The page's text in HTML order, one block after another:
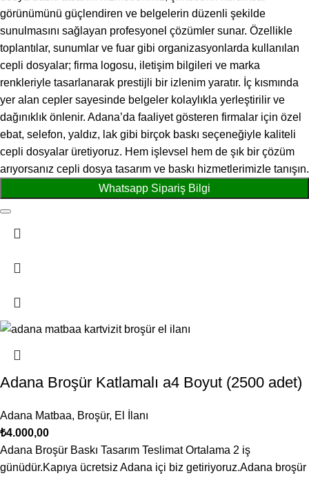
görünümünü güçlendiren ve belgelerin düzenli şekilde
sunulmasını sağlayan profesyonel çözümler sunar. Özellikle
toplantılar, sunumlar ve fuar gibi organizasyonlarda kullanılan
cepli dosyalar; firma logosu, iletişim bilgileri ve marka
renkleriyle tasarlanarak prestijli bir izlenim yaratır. İç kısmında
yer alan cepler sayesinde belgeler kolaylıkla yerleştirilir ve
dağınıklık önlenir. Adana’da faaliyet gösteren firmalar için özel
ebat, selefon, yaldız, lak gibi birçok baskı seçeneğiyle kaliteli
cepli dosyalar üretiyoruz. Hem işlevsel hem de şık bir çözüm
arıyorsanız cepli dosya tasarım ve baskı hizmetlerimizle tanışın.
Whatsapp Sipariş Bilgi
Adana Broşür Katlamalı a4 Boyut (2500 adet)
Adana Matbaa, Broşür, El İlanı
₺4.000,00
Adana Broşür Baskı Tasarım Teslimat Ortalama 2 iş
günüdür.Kapıya ücretsiz Adana içi biz getiriyoruz.Adana broşür